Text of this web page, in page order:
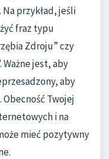
przykład, jeśli
fraz typu
Zdroju” czy
jest, aby
aby
Twojej
i na
mieć pozytywny